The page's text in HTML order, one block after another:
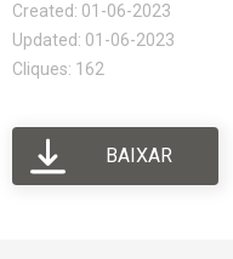
Created: 01-06-2023
Updated: 01-06-2023
Cliques: 162
BAIXAR